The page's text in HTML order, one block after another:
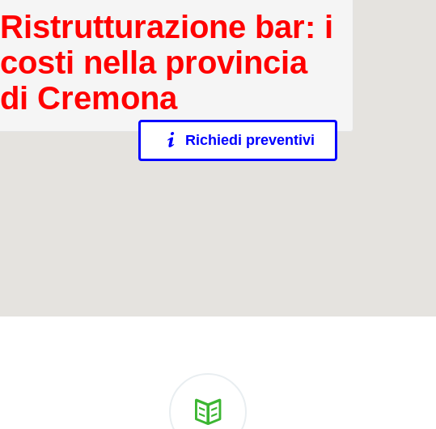
Ristrutturazione bar: i
costi nella provincia
di Cremona
Richiedi preventivi